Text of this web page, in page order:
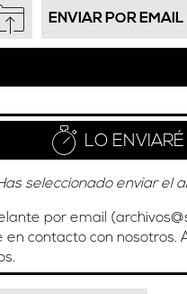
ENVIAR POR EMAIL
LO
seleccionado enviar el
por email (
contacto con